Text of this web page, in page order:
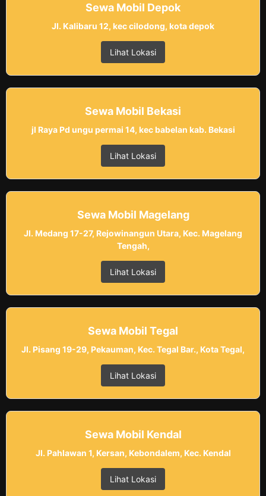
Sewa Mobil Depok
Jl. Kalibaru 12, kec cilodong, kota depok
Lihat Lokasi
Sewa Mobil Bekasi
jl Raya Pd ungu permai 14, kec babelan kab. Bekasi
Lihat Lokasi
Sewa Mobil Magelang
Jl. Medang 17-27, Rejowinangun Utara, Kec. Magelang
Tengah,
Lihat Lokasi
Sewa Mobil Tegal
Jl. Pisang 19-29, Pekauman, Kec. Tegal Bar., Kota Tegal,
Lihat Lokasi
Sewa Mobil Kendal
Jl. Pahlawan 1, Kersan, Kebondalem, Kec. Kendal
Lihat Lokasi